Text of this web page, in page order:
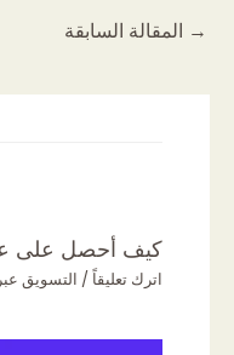
→ المقالة السابقة
كيف أحصل على
اترك تعليقاً / التسويق